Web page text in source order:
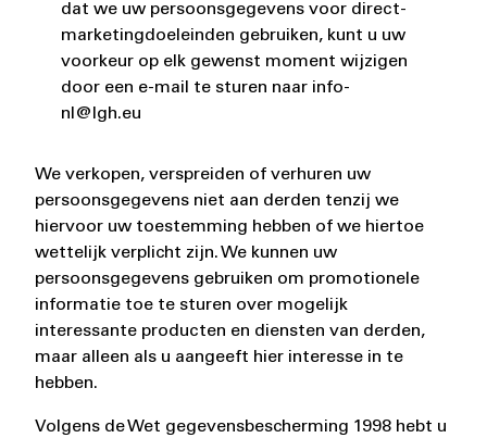
dat we uw persoonsgegevens voor direct-
marketingdoeleinden gebruiken, kunt u uw
voorkeur op elk gewenst moment wijzigen
door een e-mail te sturen naar info-
nl@lgh.eu
We verkopen, verspreiden of verhuren uw
persoonsgegevens niet aan derden tenzij we
hiervoor uw toestemming hebben of we hiertoe
wettelijk verplicht zijn. We kunnen uw
persoonsgegevens gebruiken om promotionele
informatie toe te sturen over mogelijk
interessante producten en diensten van derden,
maar alleen als u aangeeft hier interesse in te
hebben.
Volgens de Wet gegevensbescherming 1998 hebt u